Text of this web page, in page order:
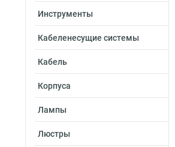
Инструменты
Кабеленесущие системы
Кабель
Корпуса
Лампы
Люстры